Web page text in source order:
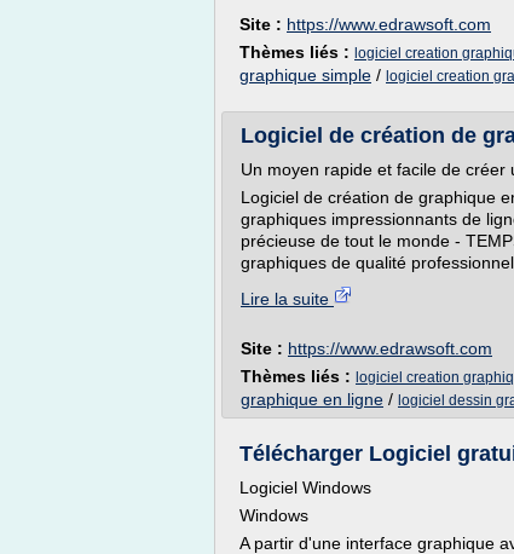
Site : https://www.edrawsoft.com
Thèmes liés : logiciel creation
graphique simple / logiciel creation
Logiciel de création de
Un moyen rapide et facile de
Logiciel de création de graphique
graphiques impressionnants de
précieuse de tout le monde -
graphiques de qualité
Lire la suite
Site : https://www.edrawsoft.com
Thèmes liés : logiciel creation
graphique en ligne / logiciel dessin
Télécharger Logiciel
Logiciel Windows
Windows
A partir d'une interface graphique